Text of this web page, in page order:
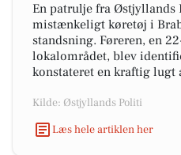
En patrulje fra Østjyllands
mistænkeligt køretøj i
standsning. Føreren, en
lokalområdet, blev
konstateret en kraftig lugt
Kilde: Østjyllands Politi
Læs hele artiklen her